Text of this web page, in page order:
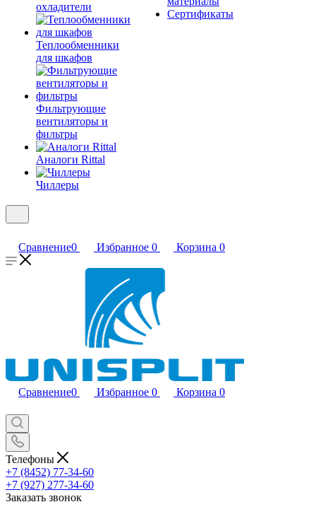
охладители
Теплообменники
для шкафов
Фильтрующие
вентиляторы и
фильтры
Аналоги Rittal
Чиллеры
Сертификаты
Сравнение0 Избранное 0 Корзина 0
Сравнение0 Избранное 0 Корзина 0
Телефоны
+7 (8452) 77-34-60
+7 (927) 277-34-60
Заказать звонок